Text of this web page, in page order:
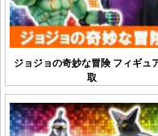
ジョジョの奇妙な冒険 フィギュ
取